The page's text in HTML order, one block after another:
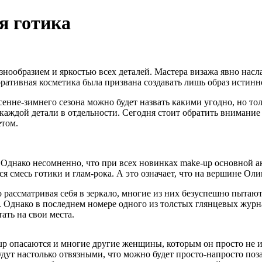
готика
и яркостью всех деталей. Мастера визажа явно
косметика была призвана создавать лишь образ
зимнего сезона можно будет назвать какими угодно, но
детали в отдельности. Сегодня стоит обратить
несомненно, что при всех новинках make-up основной
смесь готики и глам-рока. А это означает, что на вершине
себя в зеркало, многие из них безуспешно
в последнем номере одного из толстых глянцевых
на свои места.
опасаются и многие другие женщины, которым он просто не
настолько отвязными, что можно будет просто-напросто